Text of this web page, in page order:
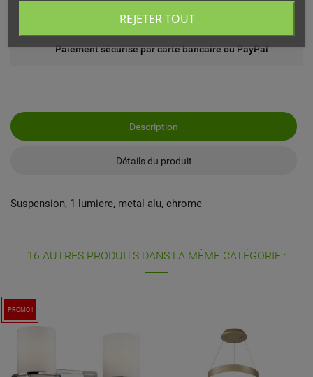
Echange ou remboursement possible sous 14 jours
Paiement sécurisé par carte bancaire ou PayPal
Description
Détails du produit
Suspension, 1 lumiere, metal alu, chrome
16 AUTRES PRODUITS DANS LA MÊME CATÉGORIE :
PROMO !
REJETER TOUT